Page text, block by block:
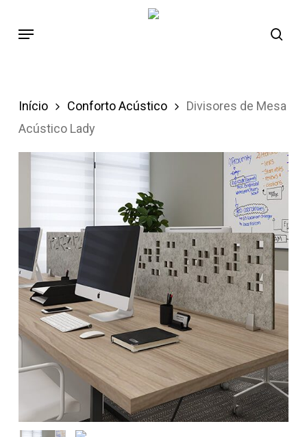
Início Conforto Acústico
Divisores de Mesa
Acústico Lady